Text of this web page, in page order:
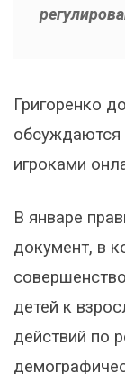
Григоренко
обсуждаются
игроками
В январе
документ, в
детей к
действий по